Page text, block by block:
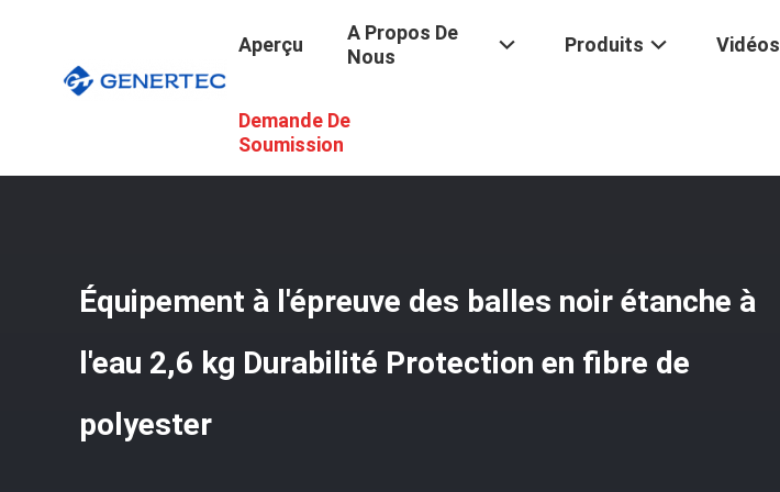
Aperçu
A Propos De
Nous
Produits Vidéos
Demande De
Soumission
Équipement À L'épreuve Des Balles
Équipement à l'épreuve des balles noir étanche à
l'eau 2,6 kg Durabilité Protection en fibre de
polyester